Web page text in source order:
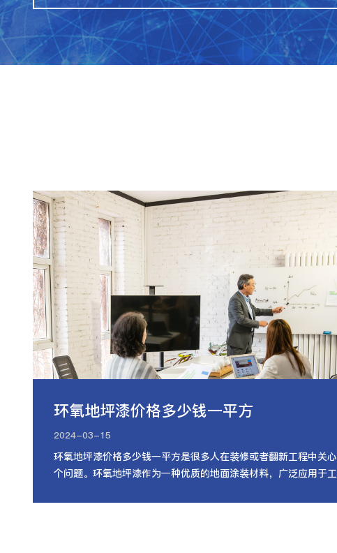
环氧地坪漆价格多少钱一平方
2024-03-15
环氧地坪漆价格多少钱一平方是很多人在装修或者翻新工程中关
个问题。环氧地坪漆作为一种优质的地面涂装材料，广泛应用于